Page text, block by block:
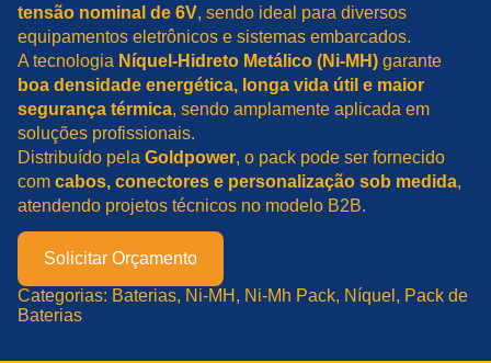
tensão nominal de 6V, sendo ideal para diversos
equipamentos eletrônicos e sistemas embarcados.
A tecnologia Níquel-Hidreto Metálico (Ni-MH) garante
boa densidade energética, longa vida útil e maior
segurança térmica, sendo amplamente aplicada em
soluções profissionais.
Distribuído pela Goldpower, o pack pode ser fornecido
com cabos, conectores e personalização sob medida,
atendendo projetos técnicos no modelo B2B.
Solicitar Orçamento
Categorias: Baterias, Ni-MH , Ni-Mh Pack, Níquel , Pack de
Baterias